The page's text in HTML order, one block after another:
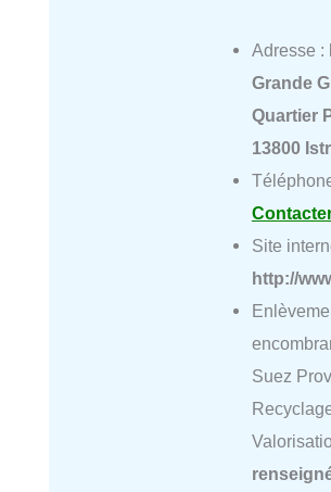
Adresse :
Grande
Quartier
13800
Site
http://
Suez